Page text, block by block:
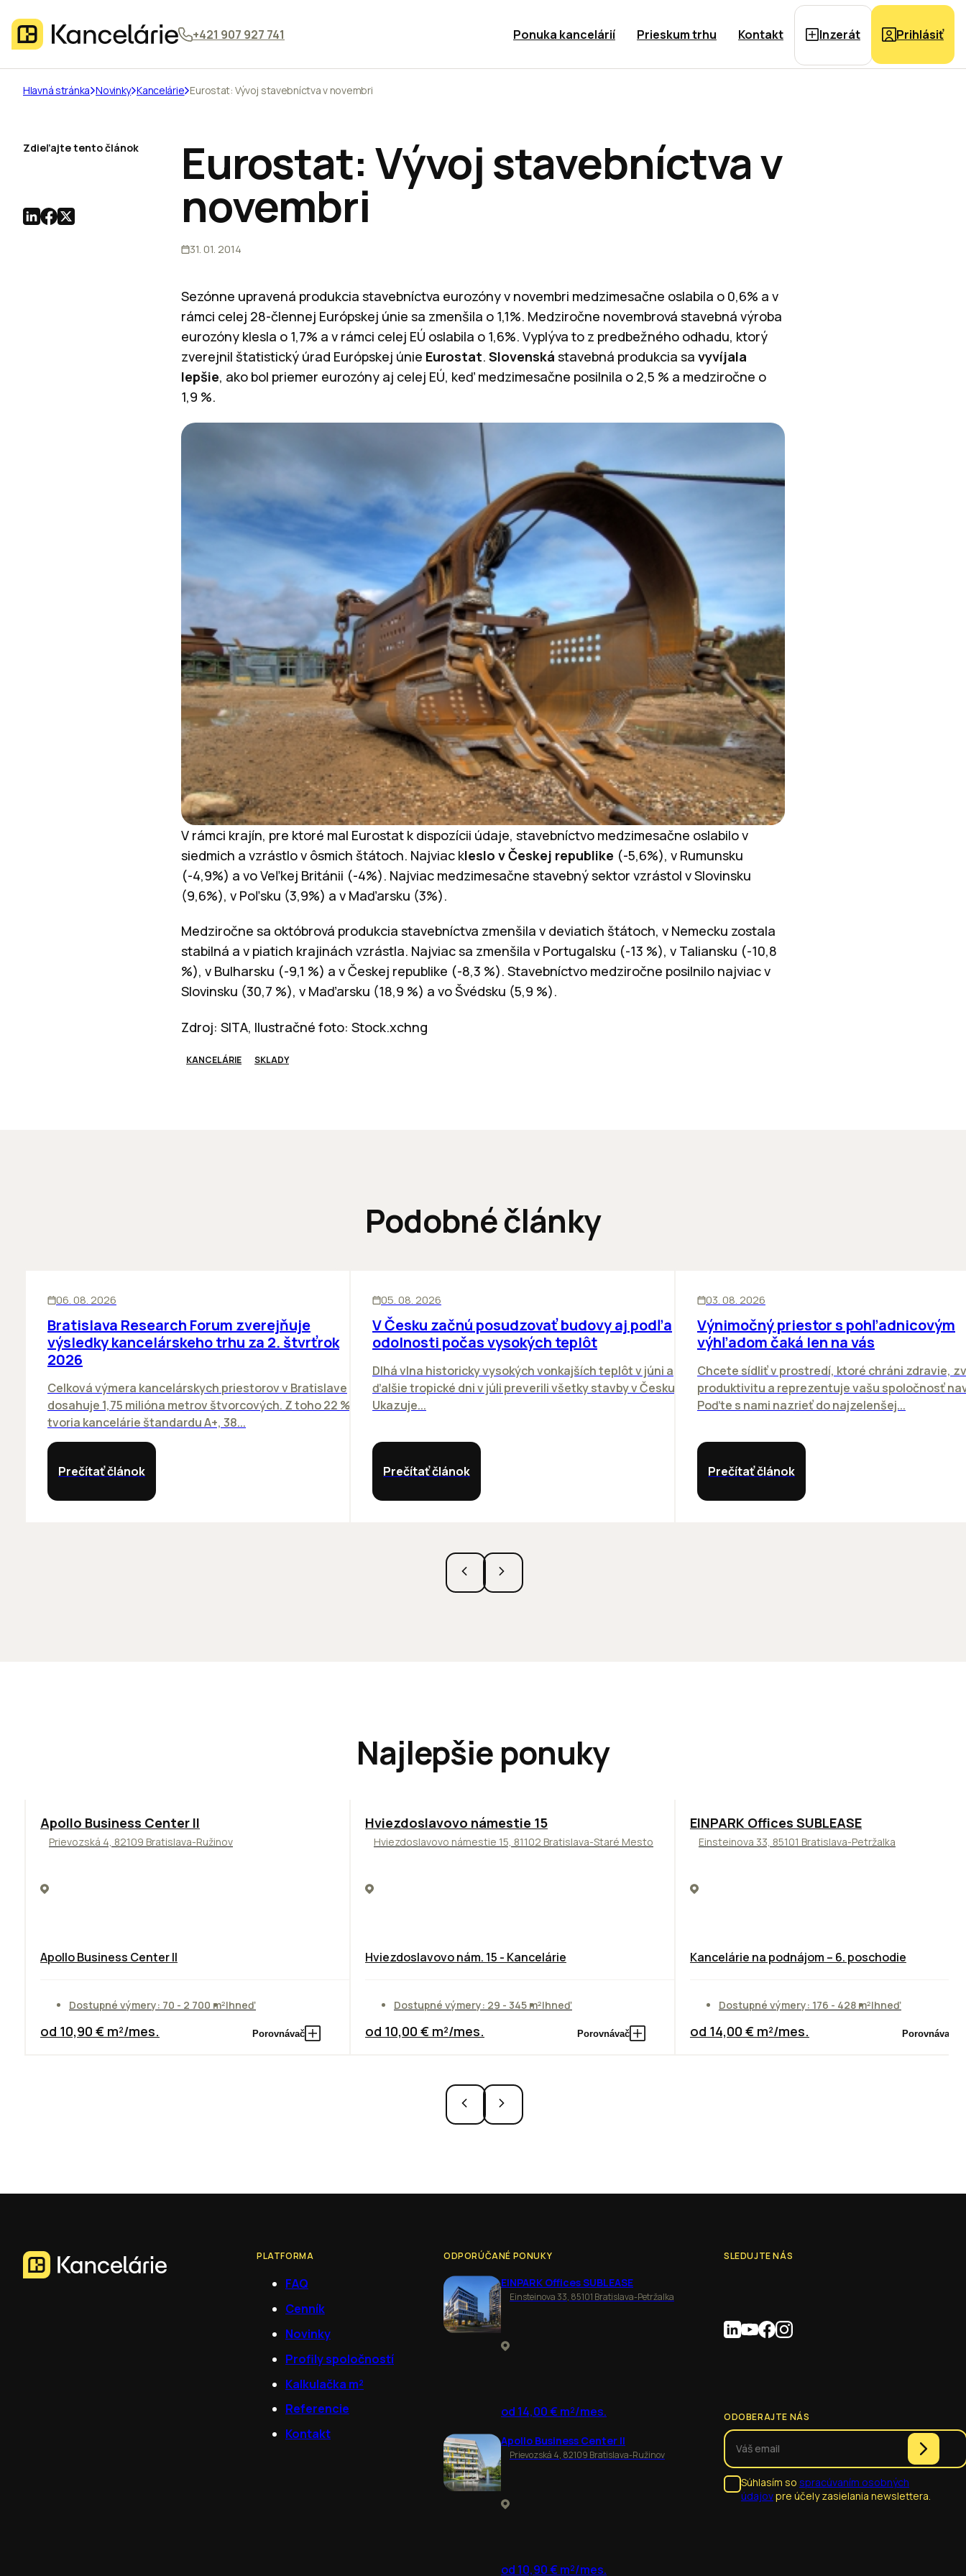
+421 907 927 741 Ponuka kancelárií Prieskum trhu Kontakt Inzerát Prihlásiť
Hlavná stránka Novinky Kancelárie Eurostat: Vývoj stavebníctva v novembri
Eurostat: Vývoj stavebníctva v
novembri
31. 01. 2014
Sezónne upravená produkcia stavebníctva eurozóny v novembri medzimesačne oslabila o 0,6% a v
rámci celej 28-člennej Európskej únie sa zmenšila o 1,1%. Medziročne novembrová stavebná výroba
eurozóny klesla o 1,7% a v rámci celej EÚ oslabila o 1,6%. Vyplýva to z predbežného odhadu, ktorý
zverejnil štatistický úrad Európskej únie Eurostat. Slovenská stavebná produkcia sa vyvíjala
lepšie, ako bol priemer eurozóny aj celej EÚ, keď medzimesačne posilnila o 2,5 % a medziročne o
1,9 %.
V rámci krajín, pre ktoré mal Eurostat k dispozícii údaje, stavebníctvo medzimesačne oslabilo v
siedmich a vzrástlo v ôsmich štátoch. Najviac kleslo v Českej republike (-5,6%), v Rumunsku
(-4,9%) a vo Veľkej Británii (-4%). Najviac medzimesačne stavebný sektor vzrástol v Slovinsku
(9,6%), v Poľsku (3,9%) a v Maďarsku (3%).
Medziročne sa októbrová produkcia stavebníctva zmenšila v deviatich štátoch, v Nemecku zostala
stabilná a v piatich krajinách vzrástla. Najviac sa zmenšila v Portugalsku (-13 %), v Taliansku (-10,8
%), v Bulharsku (-9,1 %) a v Českej republike (-8,3 %). Stavebníctvo medziročne posilnilo najviac v
Slovinsku (30,7 %), v Maďarsku (18,9 %) a vo Švédsku (5,9 %).
Zdroj: SITA, Ilustračné foto: Stock.xchng
KANCELÁRIE SKLADY
Zdieľajte tento článok
Podobné články
06. 08. 2026
Bratislava Research Forum zverejňuje
výsledky kancelárskeho trhu za 2. štvrťrok
2026
Celková výmera kancelárskych priestorov v Bratislave
dosahuje 1,75 milióna metrov štvorcových. Z toho 22 %
tvoria kancelárie štandardu A+, 38...
Prečítať článok
05. 08. 2026
V Česku začnú posudzovať budovy aj podľa
odolnosti počas vysokých teplôt
Dlhá vlna historicky vysokých vonkajších teplôt v júni a
ďalšie tropické dni v júli preverili všetky stavby v Česku.
Ukazuje...
Prečítať článok
03. 08. 2026
Výnimočný priestor s pohľadnicovým
výhľadom čaká len na vás
Chcete sídliť v prostredí, ktoré chráni zdravie,
produktivitu a reprezentuje vašu spoločnosť
Poďte s nami nazrieť do najzelenšej...
Prečítať článok
Najlepšie ponuky
TOP NOVINKA ODPORÚČAME
Apollo Business Center II
Prievozská 4, 82109 Bratislava-Ružinov
Apollo Business Center II
Dostupné výmery: 70 - 2 700 m²Ihneď
od 10,90 € m²/mes. Porovnávač
ODPORÚČAME
Hviezdoslavovo námestie 15
Hviezdoslavovo námestie 15, 81102 Bratislava-Staré Mesto
Hviezdoslavovo nám. 15 - Kancelárie
Dostupné výmery: 29 - 345 m²Ihneď
od 10,00 € m²/mes. Porovnávač
TOP ODPORÚČAME
EINPARK Offices SUBLEASE
Einsteinova 33, 85101 Bratislava-Petržalka
Kancelárie na podnájom – 6. poschodie
Dostupné výmery: 176 - 428 m²Ihneď
od 14,00 € m²/mes. Porovnávač
PLATFORMA
FAQ
Cenník
Novinky
Profily spoločností
Kalkulačka m²
Referencie
Kontakt
ODPORÚČANÉ PONUKY
EINPARK Offices SUBLEASE
Einsteinova 33, 85101 Bratislava-Petržalka
od 14,00 € m²/mes.
Apollo Business Center II
Prievozská 4, 82109 Bratislava-Ružinov
od 10,90 € m²/mes.
SLEDUJTE NÁS
ODOBERAJTE NÁS
Súhlasím so spracúvaním osobných
údajovpre účely zasielania newslettera.